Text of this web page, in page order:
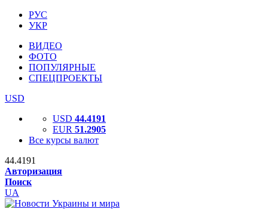
РУС
УКР
ВИДЕО
ФОТО
ПОПУЛЯРНЫЕ
СПЕЦПРОЕКТЫ
USD
USD 44.4191
EUR 51.2905
Все курсы валют
44.4191
Авторизация
Поиск
UA